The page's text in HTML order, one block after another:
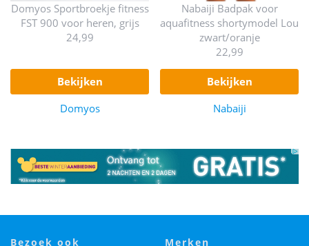
Domyos Sportbroekje fitness
FST 900 voor heren, grijs
24,99
bekijken
Domyos
Nabaiji Badpak voor
aquafitness shortymodel Lou
zwart/oranje
22,99
bekijken
Nabaiji
bezoek ook merken